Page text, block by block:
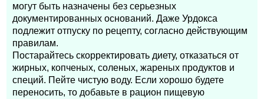
могут быть назначены без серьезных
документированных оснований. Даже Урдокса
подлежит отпуску по рецепту, согласно действующим
правилам.
Постарайтесь скорректировать диету, отказаться от
жирных, копченых, соленых, жареных продуктов и
специй. Пейте чистую воду. Если хорошо будете
переносить, то добавьте в рацион пищевую